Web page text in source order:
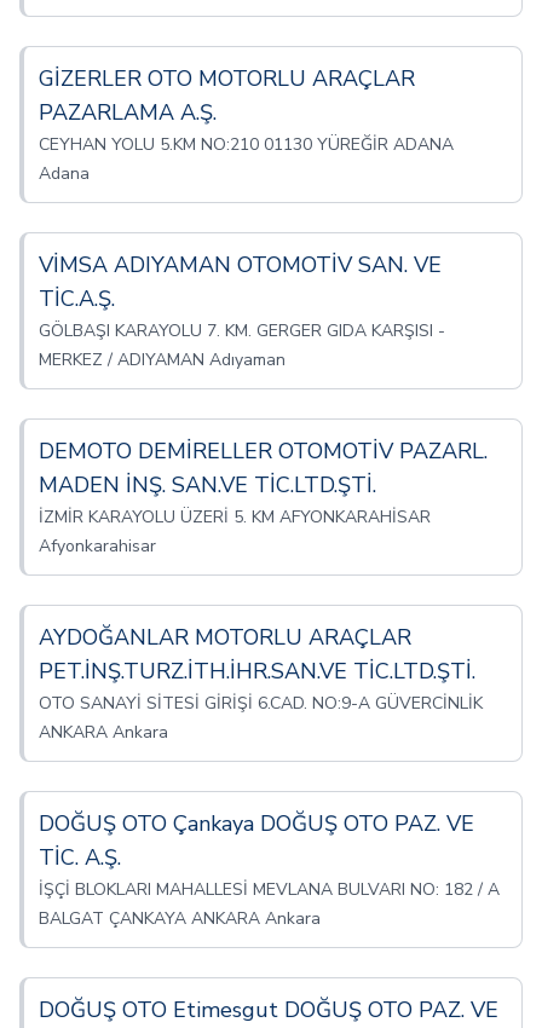
GİZERLER OTO MOTORLU ARAÇLAR
PAZARLAMA A.Ş.
CEYHAN YOLU 5.KM NO:210 01130 YÜREĞİR ADANA
Adana
VİMSA ADIYAMAN OTOMOTİV SAN. VE
TİC.A.Ş.
GÖLBAŞI KARAYOLU 7. KM. GERGER GIDA KARŞISI -
MERKEZ / ADIYAMAN Adıyaman
DEMOTO DEMİRELLER OTOMOTİV PAZARL.
MADEN İNŞ. SAN.VE TİC.LTD.ŞTİ.
İZMİR KARAYOLU ÜZERİ 5. KM AFYONKARAHİSAR
Afyonkarahisar
AYDOĞANLAR MOTORLU ARAÇLAR
PET.İNŞ.TURZ.İTH.İHR.SAN.VE TİC.LTD.ŞTİ.
OTO SANAYİ SİTESİ GİRİŞİ 6.CAD. NO:9-A GÜVERCİNLİK
ANKARA Ankara
DOĞUŞ OTO Çankaya DOĞUŞ OTO PAZ. VE
TİC. A.Ş.
İŞÇİ BLOKLARI MAHALLESİ MEVLANA BULVARI NO: 182 / A
BALGAT ÇANKAYA ANKARA Ankara
DOĞUŞ OTO Etimesgut DOĞUŞ OTO PAZ. VE